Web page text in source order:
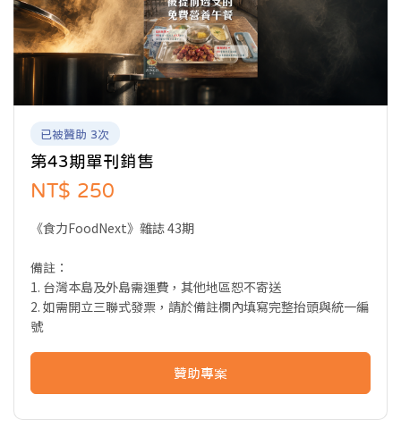
已被贊助 3次
第43期單刊銷售
NT$ 250
《食力FoodNext》雜誌 43期
備註：
1. 台灣本島及外島需運費，其他地區恕不寄送
2. 如需開立三聯式發票，請於備註欄內填寫完整抬頭與統一編
號
贊助專案